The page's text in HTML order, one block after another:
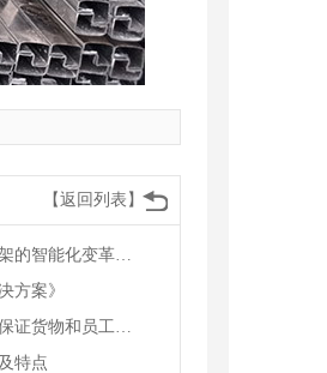
【返回列表】
从传统存储到智能协同，仓储货架的智能化变革赋能物流升级
方案》
在使用重型货架的时候应该如何保证货物和员工的安全
特点